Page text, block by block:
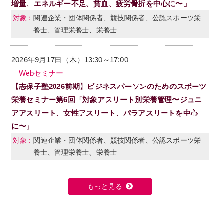
増量、エネルギー不足、貧血、疲労骨折を中心に〜」
関連企業・団体関係者、競技関係者、公認スポーツ栄
養士、管理栄養士、栄養士
2026年9月17日（木）13:30～17:00
Webセミナー
【志保子塾2026前期】ビジネスパーソンのためのスポーツ
栄養セミナー第6回「対象アスリート別栄養管理〜ジュニ
アアスリート、女性アスリート、パラアスリートを中心
に〜」
関連企業・団体関係者、競技関係者、公認スポーツ栄
養士、管理栄養士、栄養士
もっと見る